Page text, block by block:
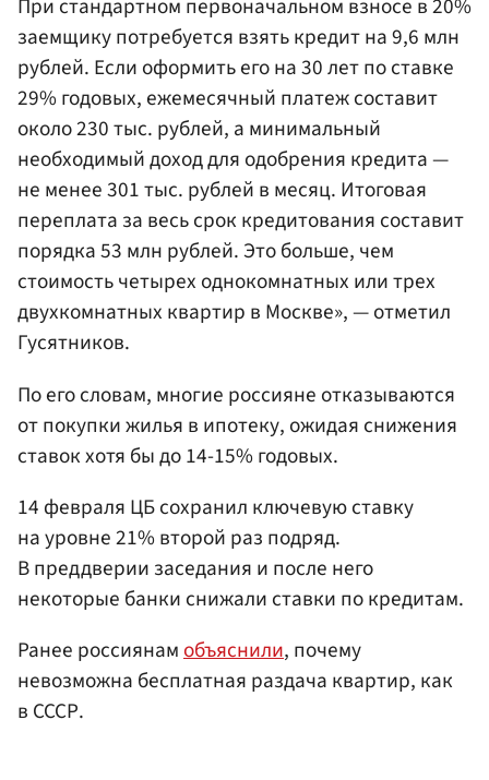
При стандартном первоначальном взносе в 20%
заемщику потребуется взять кредит на 9,6 млн
рублей. Если оформить его на 30 лет по ставке
29% годовых, ежемесячный платеж составит
около 230 тыс. рублей, а минимальный
необходимый доход для одобрения кредита —
не менее 301 тыс. рублей в месяц. Итоговая
переплата за весь срок кредитования составит
порядка 53 млн рублей. Это больше, чем
стоимость четырех однокомнатных или трех
двухкомнатных квартир в Москве», — отметил
Гусятников.
По его словам, многие россияне отказываются
от покупки жилья в ипотеку, ожидая снижения
ставок хотя бы до 14-15% годовых.
14 февраля ЦБ сохранил ключевую ставку
на уровне 21% второй раз подряд.
В преддверии заседания и после него
некоторые банки снижали ставки по кредитам.
Ранее россиянамобъяснили, почему
невозможна бесплатная раздача квартир, как
в СССР.